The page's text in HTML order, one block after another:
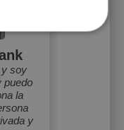
y soy
puedo
la
y